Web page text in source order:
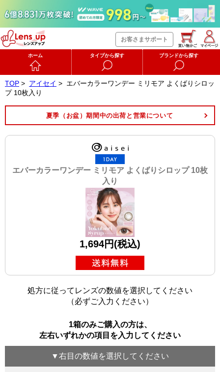
お客さまサポート
ホーム タイプから探す ブランドから探す
TOP > アイセイ > エバーカラーワンデー ミリモア よくばりシロッ
プ 10枚入り
夏季（お盆）期間中の出荷と営業について
エバーカラーワンデー ミリモア よくばりシロップ 10枚
入り
1,694円(税込)
処方に従ってレンズの数値を選択してください
（必ずご入力ください）
1箱のみご購入の方は、
左右いずれかの項目を入力してください
▼右目 の数値を選択してください